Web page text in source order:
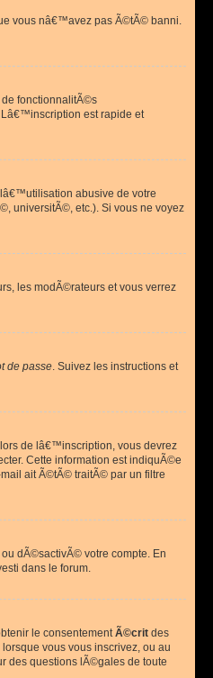
vous nâ€™avez pas Ã©tÃ© banni.
fonctionnalitÃ©s
est rapide et
abusive de votre
universitÃ©, etc.). Si vous ne voyez
les modÃ©rateurs et vous verrez
de passe. Suivez les instructions et
de lâ€™inscription, vous devrez
Cette information est indiquÃ©e
ait Ã©tÃ© traitÃ© par un filtre
dÃ©sactivÃ© votre compte. En
dans le forum.
le consentementÃ©crit des
vous vous inscrivez, ou au
des questions lÃ©gales de toute